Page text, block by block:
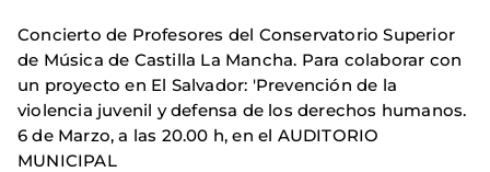
Concierto de Profesores del Conservatorio Superior
de Música de Castilla La Mancha. Para colaborar con
un proyecto en El Salvador: 'Prevención de la
violencia juvenil y defensa de los derechos humanos.
6 de Marzo, a las 20.00 h, en el AUDITORIO
MUNICIPAL